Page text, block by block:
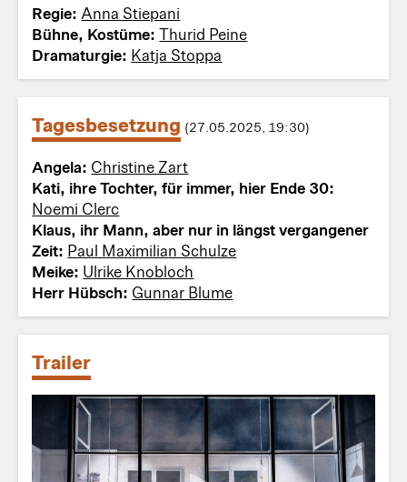
Regie:Anna Stiepani
Bühne, Kostüme:Thurid Peine
Dramaturgie: Katja Stoppa
Tagesbesetzung (27.05.2025, 19:30)
Angela: Christine Zart
Kati, ihre Tochter, für immer, hier Ende 30:
Noemi Clerc
Klaus, ihr Mann, aber nur in längst vergangener
Zeit: Paul Maximilian Schulze
Meike: Ulrike Knobloch
Herr Hübsch: Gunnar Blume
Trailer